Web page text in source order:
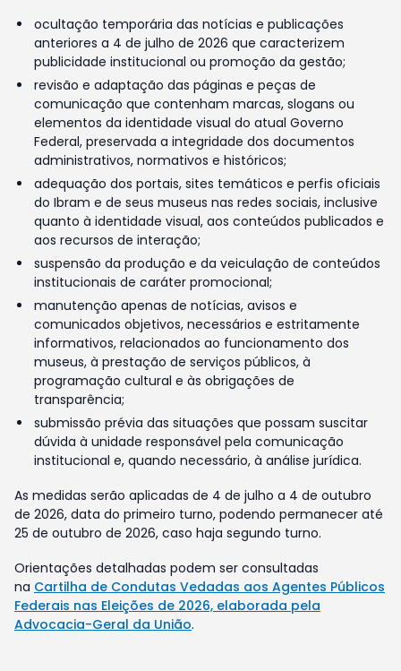
ocultação temporária das notícias e publicações
anteriores a 4 de julho de 2026 que caracterizem
publicidade institucional ou promoção da gestão;
revisão e adaptação das páginas e peças de
comunicação que contenham marcas, slogans ou
elementos da identidade visual do atual Governo
Federal, preservada a integridade dos documentos
administrativos, normativos e históricos;
adequação dos portais, sites temáticos e perfis oficiais
do Ibram e de seus museus nas redes sociais, inclusive
quanto à identidade visual, aos conteúdos publicados e
aos recursos de interação;
suspensão da produção e da veiculação de conteúdos
institucionais de caráter promocional;
manutenção apenas de notícias, avisos e
comunicados objetivos, necessários e estritamente
informativos, relacionados ao funcionamento dos
museus, à prestação de serviços públicos, à
programação cultural e às obrigações de
transparência;
submissão prévia das situações que possam suscitar
dúvida à unidade responsável pela comunicação
institucional e, quando necessário, à análise jurídica.
As medidas serão aplicadas de 4 de julho a 4 de outubro
de 2026, data do primeiro turno, podendo permanecer até
25 de outubro de 2026, caso haja segundo turno.
Orientações detalhadas podem ser consultadas
na Cartilha de Condutas Vedadas aos Agentes Públicos
Federais nas Eleições de 2026, elaborada pela
Advocacia-Geral da União.